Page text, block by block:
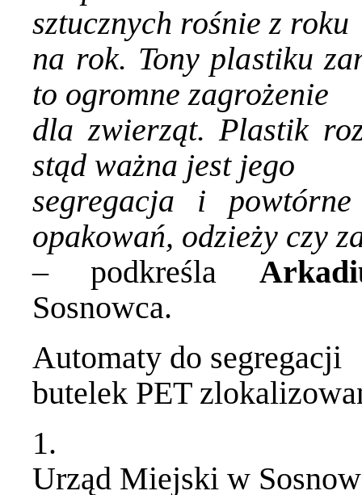
sztucznych rośnie z roku
na rok. Tony plastiku
to ogromne zagrożenie
dla zwierząt. Plastik
stąd ważna jest jego
segregacja i
opakowań, odzieży czy
– podkreśla
Sosnowca.
Automaty do segregacji
butelek PET
1.
Urząd Miejski w